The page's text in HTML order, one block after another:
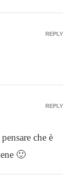
REPLY
che è
🙂
REPLY